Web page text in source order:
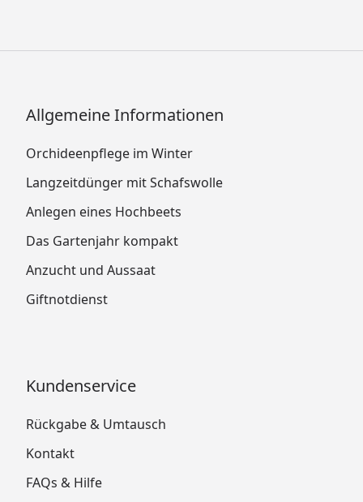
Allgemeine Informationen
Orchideenpflege im Winter
Langzeitdünger mit Schafswolle
Anlegen eines Hochbeets
Das Gartenjahr kompakt
Anzucht und Aussaat
Giftnotdienst
Kundenservice
Rückgabe & Umtausch
Kontakt
FAQs & Hilfe